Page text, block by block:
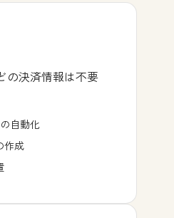
の決済情報は不要
自動化
作成